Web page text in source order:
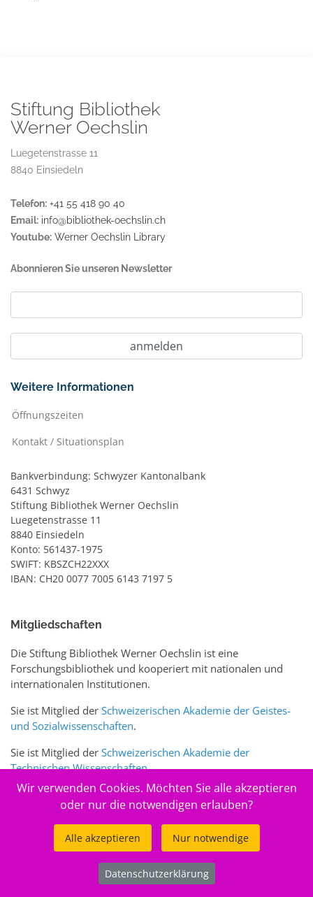
Stiftung Bibliothek
Werner Oechslin
Luegetenstrasse 11
8840 Einsiedeln
Telefon: +41 55 418 90 40
Email: info@bibliothek-oechslin.ch
Youtube: Werner Oechslin Library
Abonnieren Sie unseren Newsletter
Weitere Informationen
Öffnungszeiten
Kontakt / Situationsplan
Bankverbindung: Schwyzer Kantonalbank
6431 Schwyz
Stiftung Bibliothek Werner Oechslin
Luegetenstrasse 11
8840 Einsiedeln
Konto: 561437-1975
SWIFT: KBSZCH22XXX
IBAN: CH20 0077 7005 6143 7197 5
Mitgliedschaften
Die Stiftung Bibliothek Werner Oechslin ist eine
Forschungsbibliothek und kooperiert mit nationalen und
internationalen Institutionen.
Sie ist Mitglied der Schweizerischen Akademie der Geistes-
und Sozialwissenschaften.
Sie ist Mitglied der Schweizerischen Akademie der
Technischen Wissenschaften.
Sie ist zudem Mitglied des Schweizer Portalswww.sciences-
Stiftung Bibliothek Werner Oechslin
Wir verwenden Cookies. Möchten Sie alle akzeptieren
oder nur die notwendigen erlauben?
Alle akzeptieren Nur notwendige
Datenschutzerklärung